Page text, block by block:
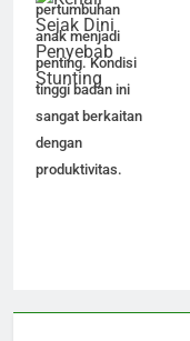
pertumbuhan
anak menjadi
penting. Kondisi
tinggi badan ini
sangat berkaitan
dengan
produktivitas.